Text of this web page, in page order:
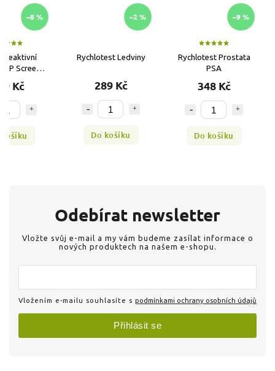
–8 %
reaktivní
Screen®
Kč
–2 %
Rychlotest Ledviny
289 Kč
Do košíku
–9 %
Rychlotest Prostata
PSA
348 Kč
Do košíku
Odebírat newsletter
Vložte svůj e-mail a my vám budeme zasílat informace o
nových produktech na našem e-shopu.
Vložením e-mailu souhlasíte s podmínkami ochrany osobních údajů
Přihlásit se